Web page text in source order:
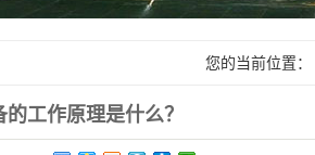
您的当前位置：
工作原理是什么？